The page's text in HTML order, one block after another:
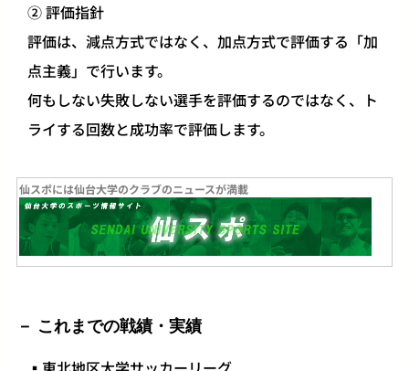
② 評価指針
評価は、減点方式ではなく、加点方式で評価する「加
点主義」で行います。
何もしない失敗しない選手を評価するのではなく、ト
ライする回数と成功率で評価します。
仙スポには仙台大学のクラブのニュースが満載
これまでの戦績・実績